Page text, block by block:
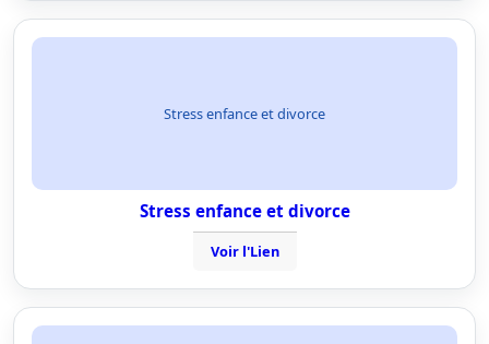
Stress enfance et divorce
Stress enfance et divorce
Voir l'Lien